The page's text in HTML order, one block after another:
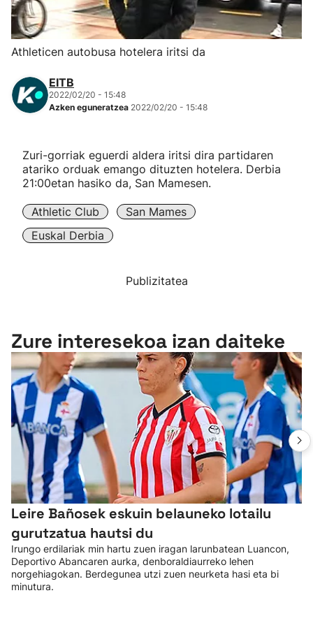
Herri-kirolak
Eskubaloia
Kirolak 360
Mendi-lasterketak
Kirol gehiago
Athleticen autobusa hotelera iritsi da
EITB
2022/02/20 - 15:48
Azken eguneratzea 2022/02/20 - 15:48
Zuri-gorriak eguerdi aldera iritsi dira partidaren
atariko orduak emango dituzten hotelera. Derbia
21:00etan hasiko da, San Mamesen.
Athletic Club
San Mames
Euskal Derbia
Publizitatea
Zure interesekoa izan daiteke
Leire Bañosek eskuin belauneko lotailu
gurutzatua hautsi du
Irungo erdilariak min hartu zuen iragan larunbatean Luancon,
Deportivo Abancaren aurka, denboraldiaurreko lehen
norgehiagokan. Berdegunea utzi zuen neurketa hasi eta bi
minutura.